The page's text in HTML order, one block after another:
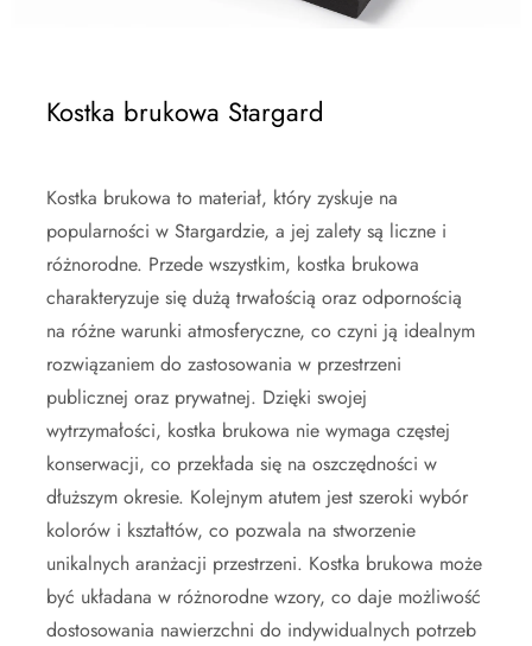
Kostka brukowa Stargard
Kostka brukowa to materiał, który zyskuje na
popularności w Stargardzie, a jej zalety są liczne i
różnorodne. Przede wszystkim, kostka brukowa
charakteryzuje się dużą trwałością oraz odpornością
na różne warunki atmosferyczne, co czyni ją idealnym
rozwiązaniem do zastosowania w przestrzeni
publicznej oraz prywatnej. Dzięki swojej
wytrzymałości, kostka brukowa nie wymaga częstej
konserwacji, co przekłada się na oszczędności w
dłuższym okresie. Kolejnym atutem jest szeroki wybór
kolorów i kształtów, co pozwala na stworzenie
unikalnych aranżacji przestrzeni. Kostka brukowa może
być układana w różnorodne wzory, co daje możliwość
dostosowania nawierzchni do indywidualnych potrzeb